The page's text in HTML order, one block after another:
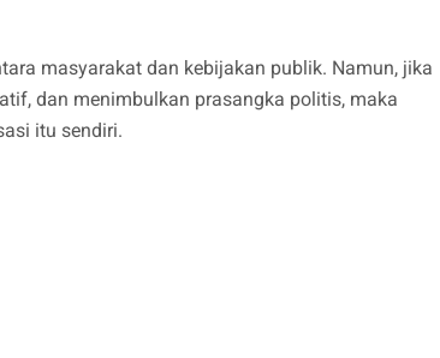
masyarakat dan kebijakan publik. Namun, jika
dan menimbulkan prasangka politis, maka
itu sendiri.